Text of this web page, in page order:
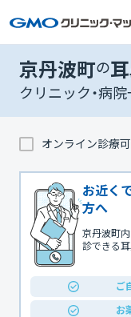
京丹波町の
クリニック・病
オンライン診療
お近く
方へ
京丹波町
診できる耳
ご
お